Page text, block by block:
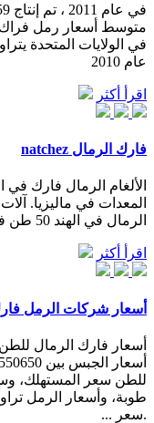
متوسط أسعار رمل فراك
عام 2010
اقرأ أكثر
فارك الرمال natchez
الألغام الرمال فارك
المعدات في ماليزيا.
الرمال في الهند 50 طن في اليوم تكلفة .
اقرأ أكثر
أسعار شركات الرمل
أسعار فارك الرمال
.سعر ...